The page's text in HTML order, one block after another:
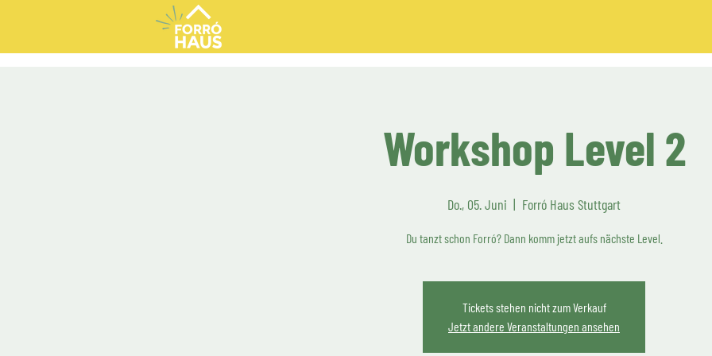
Workshop Level 2
Do., 05. Juni
  |
Forró Haus Stuttgart
Du tanzt schon Forró? Dann komm jetzt aufs nächste Level.
Tickets stehen nicht zum Verkauf
Jetzt andere Veranstaltungen ansehen